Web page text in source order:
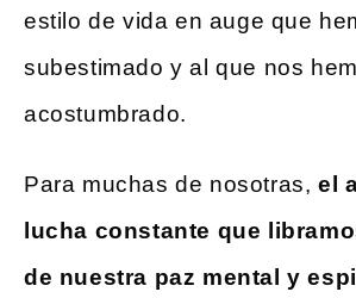
estilo de vida en auge que
subestimado y al que nos
acostumbrado.
Para muchas de nosotras, el
lucha constante que
de nuestra paz mental y